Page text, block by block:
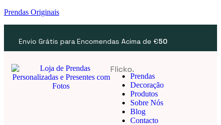
Prendas Originais
Envio Grátis para Encomendas Acima de €50
Prendas
Decoração
Produtos
Sobre Nós
Blog
Contacto
Flicko.